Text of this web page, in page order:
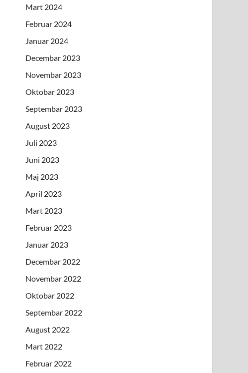
Mart 2024
Februar 2024
Januar 2024
Decembar 2023
Novembar 2023
Oktobar 2023
Septembar 2023
August 2023
Juli 2023
Juni 2023
Maj 2023
April 2023
Mart 2023
Februar 2023
Januar 2023
Decembar 2022
Novembar 2022
Oktobar 2022
Septembar 2022
August 2022
Mart 2022
Februar 2022